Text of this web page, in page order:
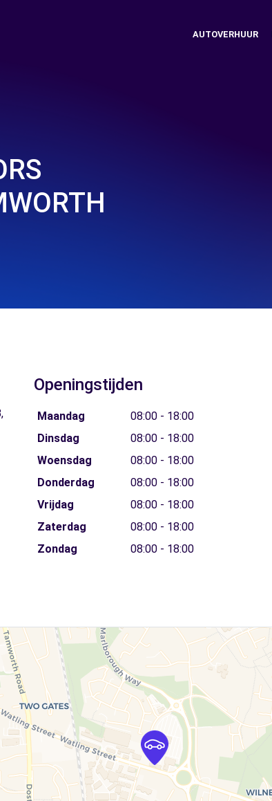
AUTOVERHUUR
Openingstijden
Maandag
08:00 - 18:00
Dinsdag
08:00 - 18:00
Woensdag
08:00 - 18:00
Donderdag
08:00 - 18:00
Vrijdag
08:00 - 18:00
Zaterdag
08:00 - 18:00
Zondag
08:00 - 18:00